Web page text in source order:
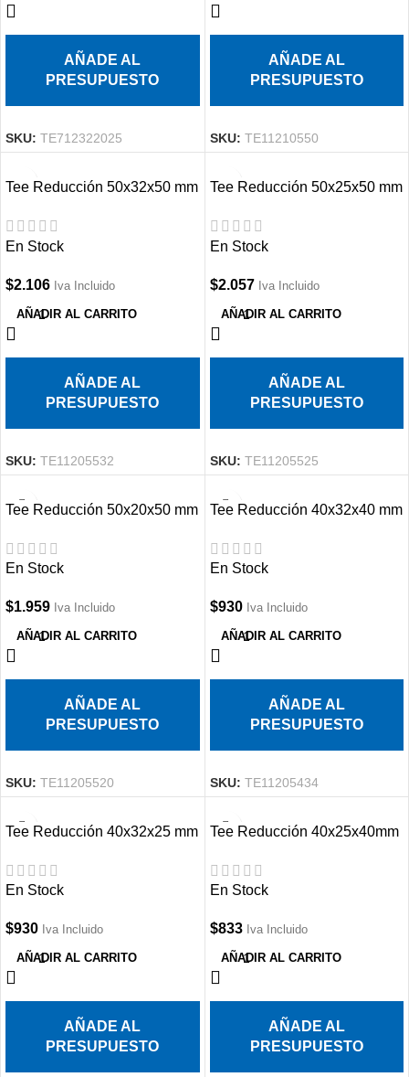
AÑADE AL
PRESUPUESTO
SKU: TE712322025
AÑADE AL
PRESUPUESTO
SKU: TE11210550
Tee Reducción 50x32x50 mm
En Stock
$2.106 Iva Incluido
AÑADIR AL CARRITO
AÑADE AL
PRESUPUESTO
SKU: TE11205532
Tee Reducción 50x25x50 mm
En Stock
$2.057 Iva Incluido
AÑADIR AL CARRITO
AÑADE AL
PRESUPUESTO
SKU: TE11205525
Tee Reducción 50x20x50 mm
En Stock
$1.959 Iva Incluido
AÑADIR AL CARRITO
AÑADE AL
PRESUPUESTO
SKU: TE11205520
Tee Reducción 40x32x40 mm
En Stock
$930 Iva Incluido
AÑADIR AL CARRITO
AÑADE AL
PRESUPUESTO
SKU: TE11205434
Tee Reducción 40x32x25 mm
En Stock
$930 Iva Incluido
AÑADIR AL CARRITO
AÑADE AL
PRESUPUESTO
Tee Reducción 40x25x40mm
En Stock
$833 Iva Incluido
AÑADIR AL CARRITO
AÑADE AL
PRESUPUESTO